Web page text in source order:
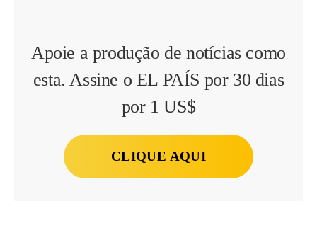
Apoie a produção de notícias como
esta. Assine o EL PAÍS por 30 dias
por 1 US$
CLIQUE AQUI